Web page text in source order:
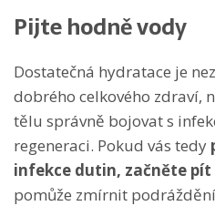
Pijte hodně vody
Dostatečná hydratace je
dobrého celkového zdraví,
tělu správně bojovat s
regeneraci. Pokud vás tedy
infekce dutin, začněte pít
pomůže zmírnit